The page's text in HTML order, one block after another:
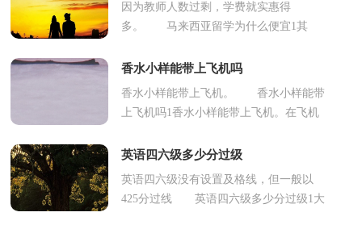
因为教师人数过剩，学费就实惠得
多。 马来西亚留学为什么便宜1其
得经济实力不如我国强大的小国，教育
水...
香水小样能带上飞机吗
香水小样能带上飞机。 香水小样能带
上飞机吗1香水小样能带上飞机。在飞机
规定需要注意。根据规定，随身...
英语四六级多少分过级
英语四六级没有设置及格线，但一般以
425分过线 英语四六级多少分过级1大